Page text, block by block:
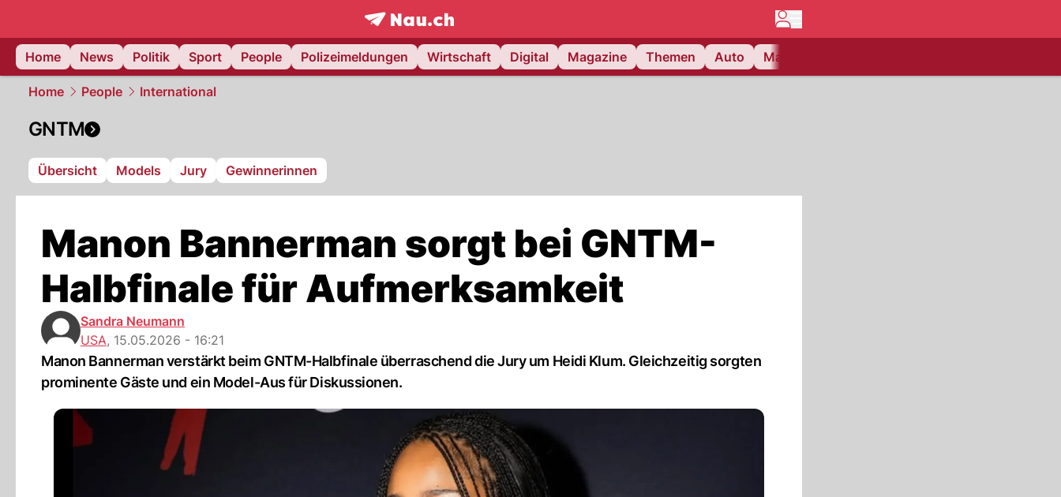
frontpage.NAU.ch
Home
News Politik Sport People Polizeimeldungen Wirtschaft Digital Magazine Themen Auto Matchcenter
Home People International
GNTM
Übersicht Models Jury Gewinnerinnen
Manon Bannerman sorgt bei GNTM-
Halbfinale für Aufmerksamkeit
Sandra Neumann
USA, 15.05.2026 - 16:21
Manon Bannerman verstärkt beim GNTM-Halbfinale überraschend die Jury um Heidi Klum. Gleichzeitig sorgten
prominente Gäste und ein Model-Aus für Diskussionen.